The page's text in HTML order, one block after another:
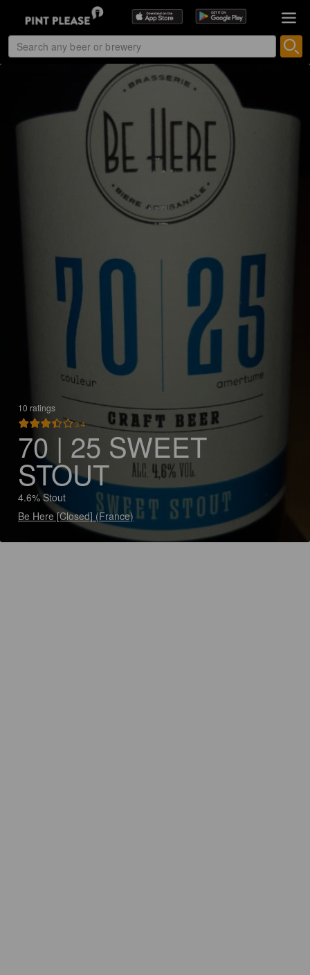
10 ratings
3.4
70 | 25 SWEET
STOUT
4.6% Stout
Be Here [Closed] (France)